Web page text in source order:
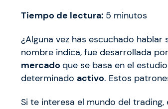
Tiempo de lectura: 5 minutos
¿Alguna vez has escuchado
nombre indica, fue desarrollada por
mercado que se basa en el
determinado activo. Estos
Si te interesa el mundo del